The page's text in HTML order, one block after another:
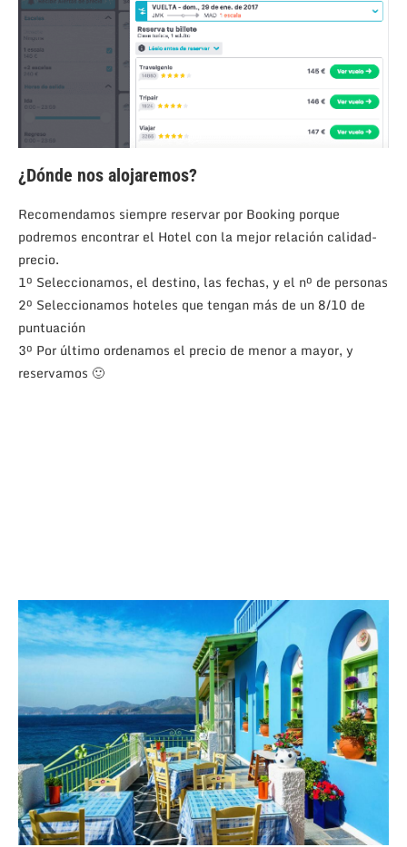
¿Dónde nos alojaremos?
Recomendamos siempre reservar por Booking porque
podremos encontrar el Hotel con la mejor relación calidad-
precio.
1º Seleccionamos, el destino, las fechas, y el nº de personas
2º Seleccionamos hoteles que tengan más de un 8/10 de
puntuación
3º Por último ordenamos el precio de menor a mayor, y
reservamos 🙂